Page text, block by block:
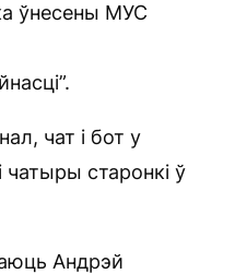
ўнесены МУС
чат і бот у
чатыры старонкі ў
Андрэй